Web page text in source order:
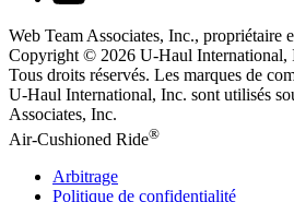
Web Team Associates, Inc., propriétaire
Copyright © 2026 U-Haul International,
Tous droits réservés. Les marques de
U-Haul International, Inc. sont utilisés
Associates, Inc.
Air-Cushioned Ride®
Arbitrage
Politique de confidentialité